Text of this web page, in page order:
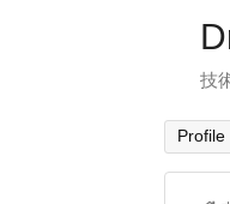
技
Profile